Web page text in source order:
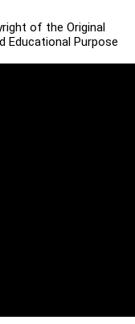
of the Original
Educational Purpose